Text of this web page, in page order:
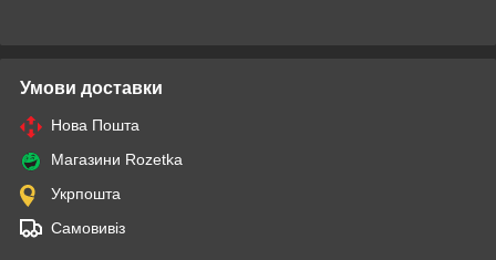
Умови доставки
Нова Пошта
Магазини Rozetka
Укрпошта
Самовивіз